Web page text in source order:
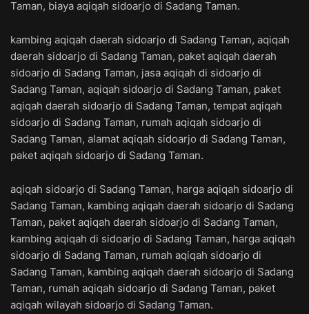
Taman, biaya aqiqah sidoarjo di Sadang Taman.
kambing aqiqah daerah sidoarjo di Sadang Taman, aqiqah
daerah sidoarjo di Sadang Taman, paket aqiqah daerah
sidoarjo di Sadang Taman, jasa aqiqah di sidoarjo di
Sadang Taman, aqiqah sidoarjo di Sadang Taman, paket
aqiqah daerah sidoarjo di Sadang Taman, tempat aqiqah
sidoarjo di Sadang Taman, rumah aqiqah sidoarjo di
Sadang Taman, alamat aqiqah sidoarjo di Sadang Taman,
paket aqiqah sidoarjo di Sadang Taman.
aqiqah sidoarjo di Sadang Taman, harga aqiqah sidoarjo di
Sadang Taman, kambing aqiqah daerah sidoarjo di Sadang
Taman, paket aqiqah daerah sidoarjo di Sadang Taman,
kambing aqiqah di sidoarjo di Sadang Taman, harga aqiqah
sidoarjo di Sadang Taman, rumah aqiqah sidoarjo di
Sadang Taman, kambing aqiqah daerah sidoarjo di Sadang
Taman, rumah aqiqah sidoarjo di Sadang Taman, paket
aqiqah wilayah sidoarjo di Sadang Taman.